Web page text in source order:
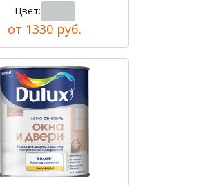
Цвет:
от 1330 руб.